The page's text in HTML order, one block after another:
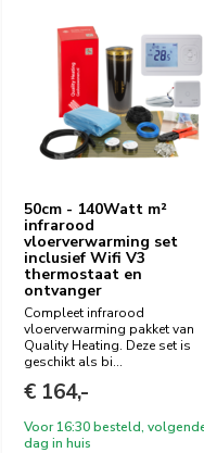
50cm - 140Watt m²
infrarood
vloerverwarming set
inclusief Wifi V3
thermostaat en
ontvanger
Compleet infrarood
vloerverwarming pakket van
Quality Heating. Deze set is
geschikt als bi...
€ 164,-
Voor 16:30 besteld,
dag in huis